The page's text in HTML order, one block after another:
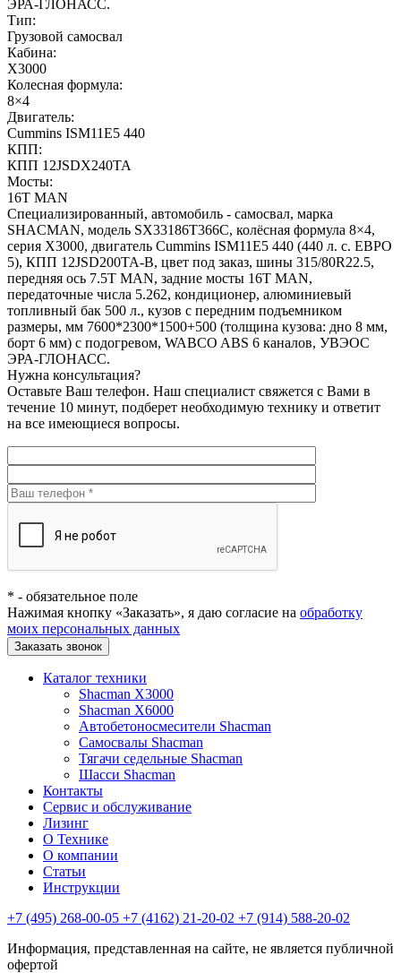
ЭРА-ГЛОНАСС.
Тип:
Грузовой самосвал
Кабина:
X3000
Колесная формула:
8×4
Двигатель:
Cummins ISM11E5 440
КПП:
КПП 12JSDX240TA
Мосты:
16T MAN
Специализированный, автомобиль - самосвал, марка
SHACMAN, модель SX33186T366С, колёсная формула 8×4,
серия X3000, двигатель Cummins ISM11E5 440 (440 л. с. ЕВРО
5), КПП 12JSD200TA-В, цвет под заказ, шины 315/80R22.5,
передняя ось 7.5T MAN, задние мосты 16T MAN,
передаточные числа 5.262, кондиционер, алюминиевый
топливный бак 500 л., кузов с передним подъемником
размеры, мм 7600*2300*1500+500 (толщина кузова: дно 8 мм,
борт 6 мм) с подогревом, WABCO ABS 6 каналов, УВЭОС
ЭРА-ГЛОНАСС.
Нужна консультация?
Оставьте Ваш телефон. Наш специалист свяжется с Вами в
течение 10 минут, подберет необходимую технику и ответит
на все имеющиеся вопросы.
* - обязательное поле
Нажимая кнопку «Заказать», я даю согласие на обработку
моих персональных данных
Заказать звонок
Каталог техники
Shacman X3000
Shacman X6000
Автобетоносмесители Shacman
Самосвалы Shacman
Тягачи седельные Shacman
Шасси Shacman
Контакты
Сервис и обслуживание
Лизинг
О Технике
О компании
Статьи
Инструкции
+7 (495) 268-00-05 +7 (4162) 21-20-02 +7 (914) 588-20-02
Информация, представленная на сайте, не является публичной
офертой